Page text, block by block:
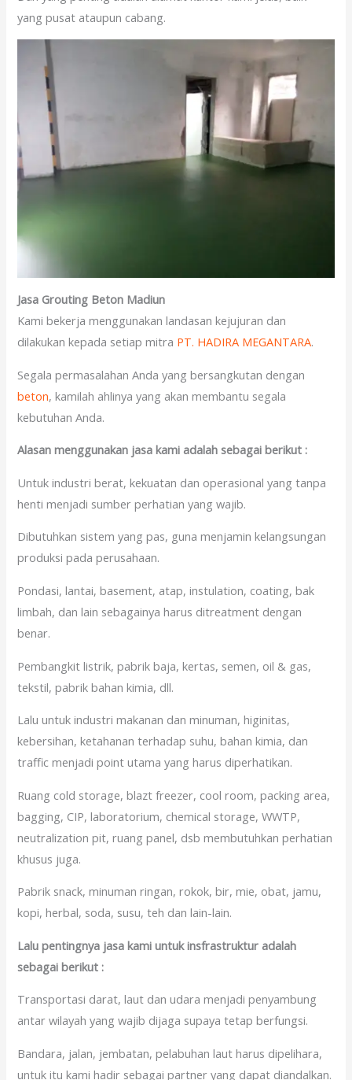
yang pusat ataupun cabang.
Jasa Grouting Beton Madiun
Kami bekerja menggunakan landasan kejujuran dan
dilakukan kepada setiap mitra PT. HADIRA MEGANTARA.
Segala permasalahan Anda yang bersangkutan dengan
beton, kamilah ahlinya yang akan membantu segala
kebutuhan Anda.
Alasan menggunakan jasa kami adalah sebagai berikut :
Untuk industri berat, kekuatan dan operasional yang tanpa
henti menjadi sumber perhatian yang wajib.
Dibutuhkan sistem yang pas, guna menjamin kelangsungan
produksi pada perusahaan.
Pondasi, lantai, basement, atap, instulation, coating, bak
limbah, dan lain sebagainya harus ditreatment dengan
benar.
Pembangkit listrik, pabrik baja, kertas, semen, oil & gas,
tekstil, pabrik bahan kimia, dll.
Lalu untuk industri makanan dan minuman, higinitas,
kebersihan, ketahanan terhadap suhu, bahan kimia, dan
traffic menjadi point utama yang harus diperhatikan.
Ruang cold storage, blazt freezer, cool room, packing area,
bagging, CIP, laboratorium, chemical storage, WWTP,
neutralization pit, ruang panel, dsb membutuhkan perhatian
khusus juga.
Pabrik snack, minuman ringan, rokok, bir, mie, obat, jamu,
kopi, herbal, soda, susu, teh dan lain-lain.
Lalu pentingnya jasa kami untuk insfrastruktur adalah
sebagai berikut :
Transportasi darat, laut dan udara menjadi penyambung
antar wilayah yang wajib dijaga supaya tetap berfungsi.
Bandara, jalan, jembatan, pelabuhan laut harus dipelihara,
untuk itu kami hadir sebagai partner yang dapat diandalkan.